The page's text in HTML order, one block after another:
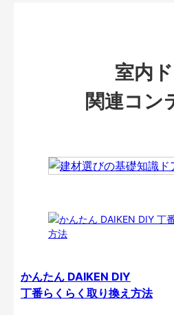
室内
関連コン
かんたん DAIKEN DIY
丁番らくらく取り換え方法